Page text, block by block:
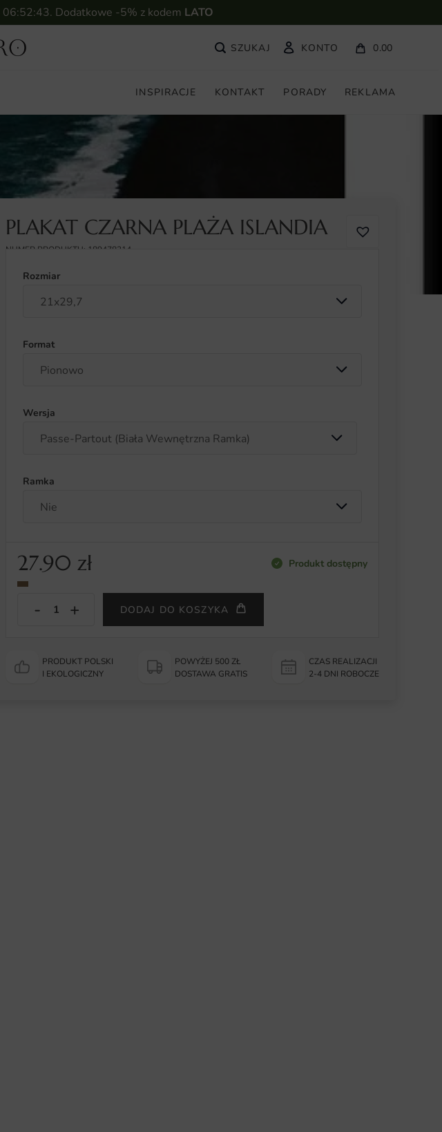
06:52:42. Dodatkowe -5% z kodem LATO
KONTO 0.00
INSPIRACJE KONTAKT PORADY REKLAMA
PLAKAT CZARNA PLAŻA ISLANDIA
NUMER PRODUKTU: 189478314
Rozmiar
Format
Wersja
Ramka
27.90 zł Produkt dostępny
DODAJ DO KOSZYKA
PRODUKT POLSKI
I EKOLOGICZNY
POWYŻEJ 500 ZŁ
DOSTAWA GRATIS
CZAS REALIZACJI
2-4 DNI ROBOCZE